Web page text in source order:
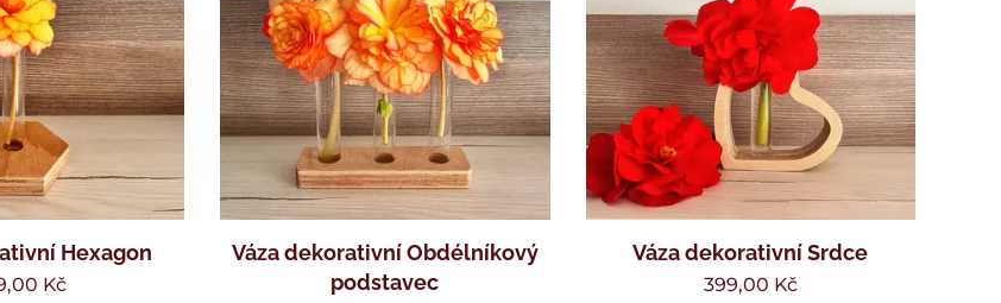
Hexagon
Kč
Váza dekorativní Obdélníkový
podstavec
Váza dekorativní Srdce
399,00 Kč